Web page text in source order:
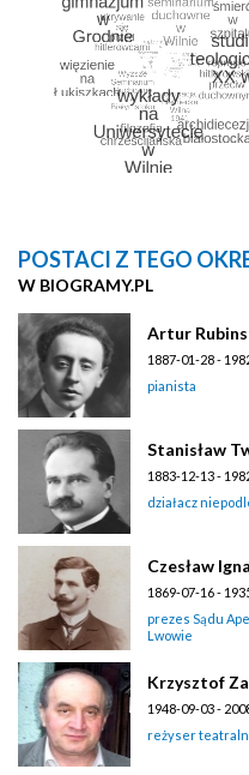
POSTACI Z TEGO
W BIOGRAMY.PL
Artur
1887-01-28 -
pianista
Stanisław
1883-12-13 -
działacz
Czesław
1869-07-16 -
prezes Sądu
Lwowie
Krzysztof
1948-09-03 -
reżyser